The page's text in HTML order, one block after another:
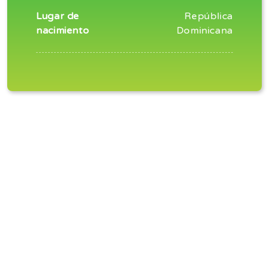
Lugar de
nacimiento
República
Dominicana